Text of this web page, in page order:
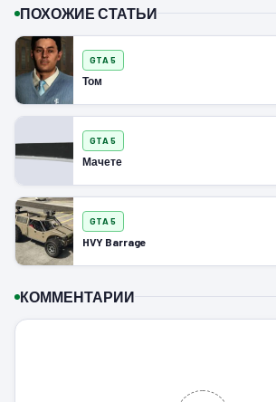
ПОХОЖИЕ СТАТЬИ
GTA 5
Том
GTA 5
Мачете
GTA 5
HVY Barrage
КОММЕНТАРИИ